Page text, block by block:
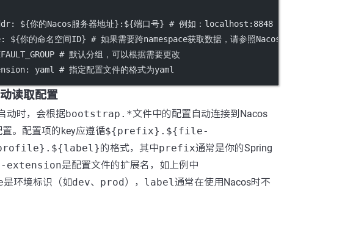
: ${你的Nacos服务器地址}:${端口号} # 例如：localhost:8848
: ${你的命名空间ID} # 如果需要跨namespace获取数据，请参照Nacos的多客户端实例配置
# 默认分组，可以根据需要更改
: yaml # 指定配置文件的格式为yaml
读取配置
动时，会根据bootstrap.*文件中的配置自动连接到Nacos
。配置项的key应遵循${prefix}.${file-
的格式，其中prefix通常是你的Spring
是配置文件的扩展名，如上例中
是环境标识（如dev、 prod）， label通常在使用Nacos时不